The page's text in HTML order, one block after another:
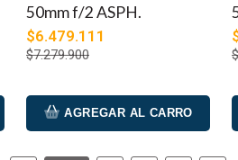
50mm f/2 ASPH.
$6.479.111
$7.279.900
AGREGAR AL CARRO